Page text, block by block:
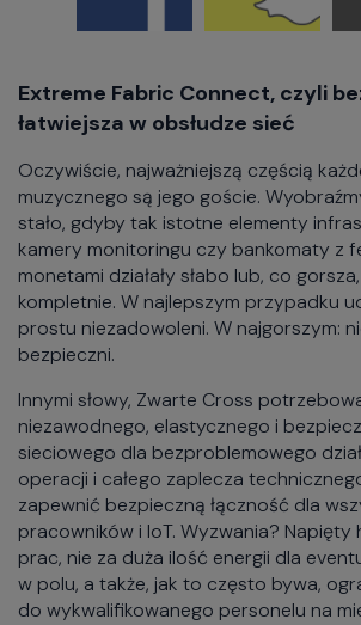
Extreme Fabric Connect, czyli
łatwiejsza w obsłudze sieć
Oczywiście, najważniejszą częścią
muzycznego są jego goście.
stało, gdyby tak istotne elementy
kamery monitoringu czy bankomaty z
monetami działały słabo lub, co
kompletnie. W najlepszym przypadku
prostu niezadowoleni. W najgorszym:
bezpieczni.
Innymi słowy, Zwarte Cross
niezawodnego, elastycznego i
sieciowego dla bezproblemowego
operacji i całego zaplecza
zapewnić bezpieczną łączność dla
pracowników i IoT. Wyzwania? Napięty
prac, nie za duża ilość energii dla
w polu, a także, jak to często bywa,
do wykwalifikowanego personelu na